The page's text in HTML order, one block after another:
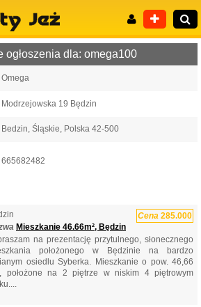
zaawansowane
ogłoszenia dla: omega100
Omega
Modrzejowska 19 Będzin
Bedzin, Śląskie, Polska 42-500
665682482
Cena 285.000
Mieszkanie 46.66m², Będzin
na prezentację przytulnego, słonecznego
położonego w Będzinie na bardzo
osiedlu Syberka. Mieszkanie o pow. 46,66
położone na 2 piętrze w niskim 4 piętrowym